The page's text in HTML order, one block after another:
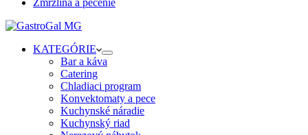
Zmrzlina a pečenie
KATEGÓRIE
Bar a káva
Catering
Chladiaci program
Konvektomaty a pece
Kuchynské náradie
Kuchynský riad